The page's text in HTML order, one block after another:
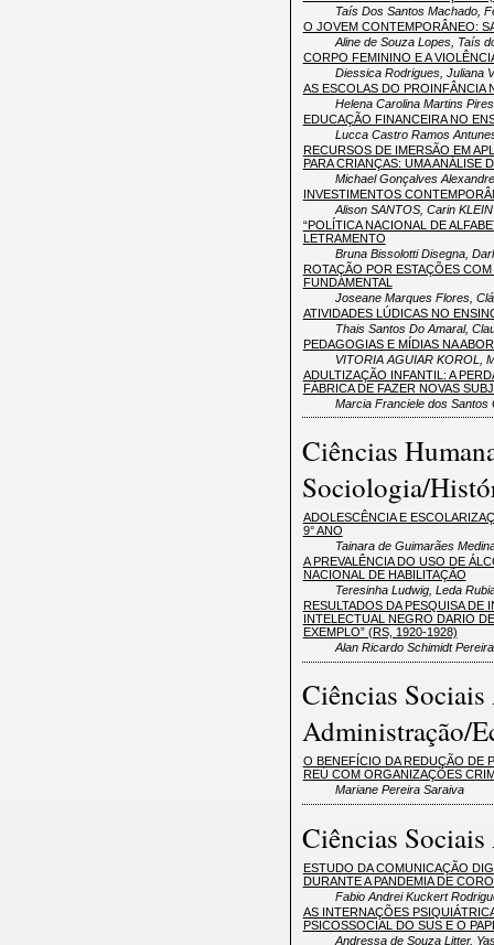
Taís Dos Santos Machado,
O JOVEM CONTEMPORÂNEO:
Aline de Souza Lopes, Taís
CORPO FEMININO E A
Diessica Rodrigues, Juliana
AS ESCOLAS DO PROINFÂNCIA
Helena Carolina Martins
EDUCAÇÃO FINANCEIRA NO
Lucca Castro Ramos
RECURSOS DE IMERSÃO EM
PARA CRIANÇAS: UMA ANÁLISE
Michael Gonçalves
INVESTIMENTOS
Alison SANTOS, Carin KLEIN
“POLÍTICA NACIONAL DE
LETRAMENTO
Bruna Bissolotti Disegna,
ROTAÇÃO POR ESTAÇÕES
FUNDAMENTAL
Joseane Marques Flores,
ATIVIDADES LÚDICAS NO
Thais Santos Do Amaral,
PEDAGOGIAS E MÍDIAS NA
VITORIA AGUIAR KOROL,
ADULTIZAÇÃO INFANTIL: A
FÁBRICA DE FAZER NOVAS
Marcia Franciele dos Santos
Ciências
Sociologia/
ADOLESCÊNCIA E
9° ANO
Tainara de Guimarães
A PREVALÊNCIA DO USO DE
NACIONAL DE HABILITAÇÃO
Teresinha Ludwig, Leda
RESULTADOS DA PESQUISA DE
INTELECTUAL NEGRO DARIO
EXEMPLO” (RS, 1920-1928)
Alan Ricardo Schimidt
Ciências
Administração/
O BENEFÍCIO DA REDUÇÃO DE
REÚ COM ORGANIZAÇÕES
Mariane Pereira Saraiva
Ciências
ESTUDO DA COMUNICAÇÃO
DURANTE A PANDEMIA DE
Fabio Andrei Kuckert
AS INTERNAÇÕES
PSICOSSOCIAL DO SUS E O
Andressa de Souza Litter,